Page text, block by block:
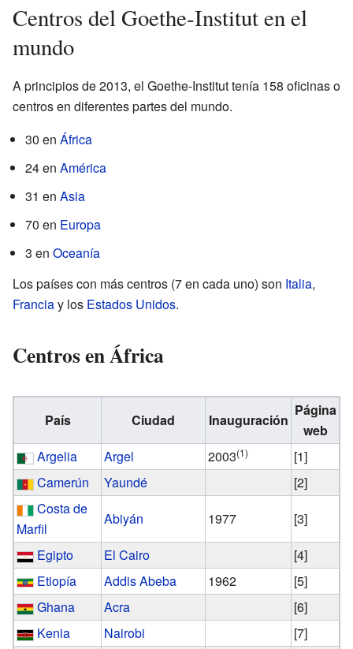
Centros del Goethe-Institut en el
mundo
A principios de 2013, el Goethe-Institut tenía 158 oficinas o
centros en diferentes partes del mundo.
30 en África
24 en América
31 en Asia
70 en Europa
3 en Oceanía
Los países con más centros (7 en cada uno) son Italia,
Franciay los Estados Unidos.
Centros en África
País Ciudad Inauguración
Página
web
Argelia
Argel 2003(1)
[1]
Camerún
Yaundé
[2]
Costa de
Marfil
Abiyán 1977
[3]
Egipto
El Cairo
[4]
Etiopía
Addis Abeba 1962
[5]
Ghana
Acra
[6]
Kenia
Nairobi [7]